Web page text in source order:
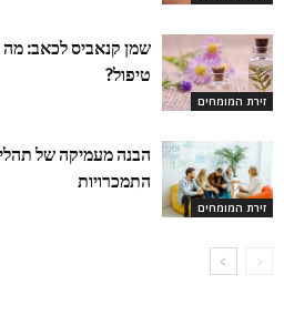
זירת המומחים
שמן קנאביס לכאב:
טיפול?
זירת המומחים
הבנה מעמיקה של
התמכרויות